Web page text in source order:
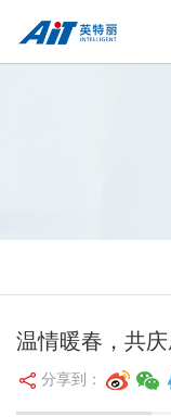
温情暖春，共
分享到：